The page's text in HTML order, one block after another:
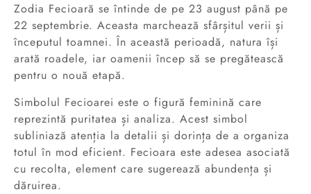
Zodia Fecioară se întinde de pe 23 august până pe
22 septembrie. Aceasta marchează sfârșitul verii și
începutul toamnei. În această perioadă, natura își
arată roadele, iar oamenii încep să se pregătească
pentru o nouă etapă.
Simbolul Fecioarei este o figură feminină care
reprezintă puritatea și analiza. Acest simbol
subliniază atenția la detalii și dorința de a organiza
totul în mod eficient. Fecioara este adesea asociată
cu recolta, element care sugerează abundența și
dăruirea.